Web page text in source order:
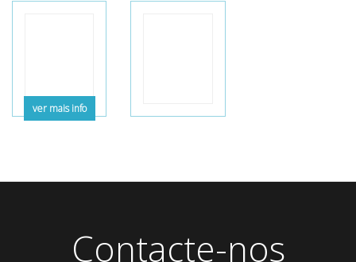
ver mais info
Contacte-nos